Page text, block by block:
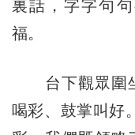
裏話，字字句
福。
台下觀眾圍坐
喝彩、鼓掌叫好